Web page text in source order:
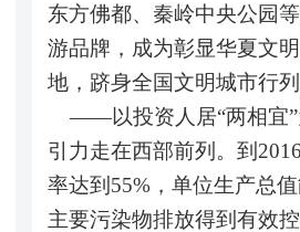
东方佛都、秦岭中央公园
游品牌，成为彰显华夏文
地，跻身全国文明城市行列
——以投资人居“两相宜”
引力走在西部前列。到
率达到55%，单位生产总值
主要污染物排放得到有效